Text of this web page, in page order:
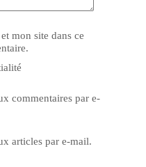
mon site dans ce
commentaires par e-
articles par e-mail.